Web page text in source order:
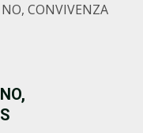
CONVIVENZA